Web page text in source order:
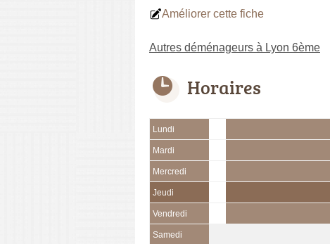
Améliorer cette fiche
Autres déménageurs à Lyon 6ème
Horaires
Lundi
Mardi
Mercredi
Jeudi
Vendredi
Samedi